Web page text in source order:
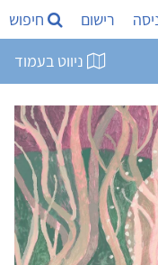
רישום חיפוש
ניווט בעמוד